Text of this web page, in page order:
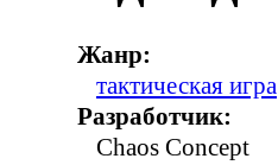
Жанр:
тактическая игра
Разработчик:
Chaos Concept